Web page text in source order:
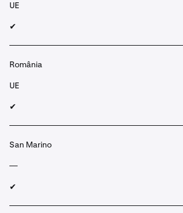
UE
✔︎
România
UE
✔︎
San Marino
—
✔︎